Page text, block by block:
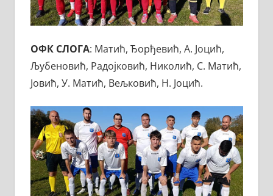
ОФК СЛОГА: Матић, Ђорђевић, А. Јоцић,
Љубеновић, Радојковић, Николић, С. Матић,
Јовић, У. Матић, Вељковић, Н. Јоцић.